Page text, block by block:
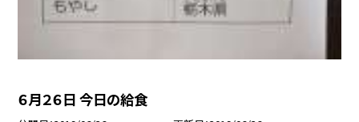
６月２６日 今日の給食